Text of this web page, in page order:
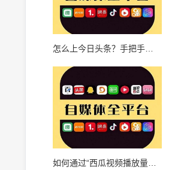
怎么上今日头条？手把手教你成为自媒体大咖！
如何通过“西瓜视频播放量推广”实现快速引流与变现